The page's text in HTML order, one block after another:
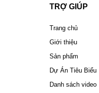
TRỢ GIÚP
Trang chủ
Giới thiệu
Sản phẩm
Dự Án Tiêu Biểu
Danh sách video